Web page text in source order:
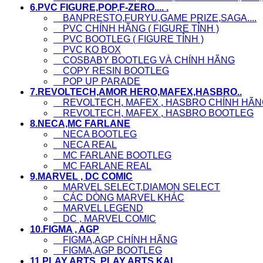
6.PVC FIGURE,POP,F-ZERO.... .
BANPRESTO,FURYU,GAME PRIZE,SAGA....
PVC CHÍNH HÃNG ( FIGURE TỈNH )
PVC BOOTLEG ( FIGURE TỈNH )
PVC KO BOX
COSBABY BOOTLEG VÀ CHÍNH HÃNG
COPY RESIN BOOTLEG
POP UP PARADE
7.REVOLTECH,AMOR HERO,MAFEX,HASBRO..
REVOLTECH, MAFEX , HASBRO CHÍNH
REVOLTECH, MAFEX , HASBRO BOOTLEG
8.NECA,MC FARLANE
NECA BOOTLEG
NECA REAL
MC FARLANE BOOTLEG
MC FARLANE REAL
9.MARVEL , DC COMIC
MARVEL SELECT,DIAMON SELECT
CÁC DÒNG MARVEL KHÁC
MARVEL LEGEND
DC , MARVEL COMIC
10.FIGMA , AGP
FIGMA,AGP CHÍNH HÃNG
FIGMA,AGP BOOTLEG
11.PLAY ARTS, PLAY ARTS KAI